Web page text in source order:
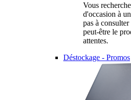
Vous
d'occasion à
pas à
peut-être le
attentes.
Déstockage - Promos